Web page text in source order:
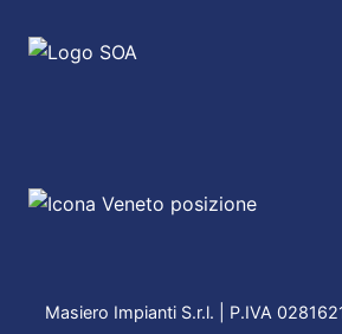
Masiero Impianti S.r.l. | P.IVA